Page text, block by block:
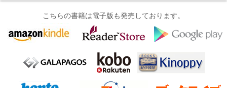
こちらの書籍は電子版も発売しております。